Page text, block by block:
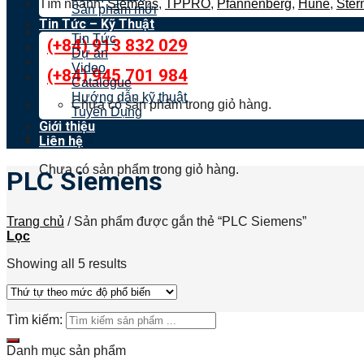
Tìm nhanh:Siemens, TPPRO, Pfannenberg, Hune,
(+84) 913 832 029
(+84) 945 701 984
Chưa có sản phẩm trong giỏ hàng.
Giỏ hàng
Chưa có sản phẩm trong giỏ hàng.
Sản phẩm mới
Tin Tức – Kỹ Thuật
Tin Tức
Dự án
Video
Catalogue
Hướng dẫn kỹ thuật
Tuyển Dụng
Giới thiệu
Liên hệ
PLC Siemens
Trang chủ /Sản phẩm được gắn thẻ “PLC Siemens”
Lọc
Showing all 5 results
Tìm kiếm:
Danh mục sản phẩm